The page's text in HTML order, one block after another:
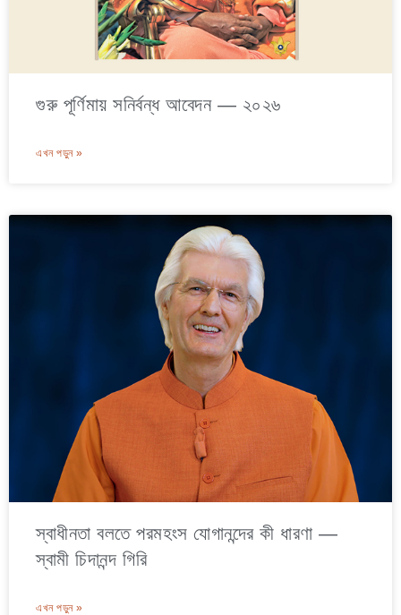
গুরু পূর্ণিমায় সনির্বন্ধ আবেদন — ২০২৬
এখন পড়ুন »
স্বাধীনতা বলতে পরমহংস যোগানন্দের কী ধারণা —
স্বামী চিদানন্দ গিরি
এখন পড়ুন »